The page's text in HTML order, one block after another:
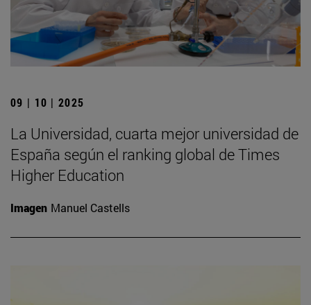
09 | 10 | 2025
La Universidad, cuarta mejor universidad de
España según el ranking global de Times
Higher Education
Imagen Manuel Castells